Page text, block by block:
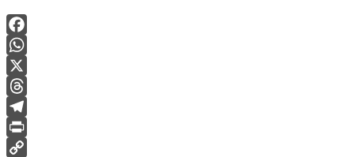
Facebook
WhatsApp
X
Threads
Telegram
Print